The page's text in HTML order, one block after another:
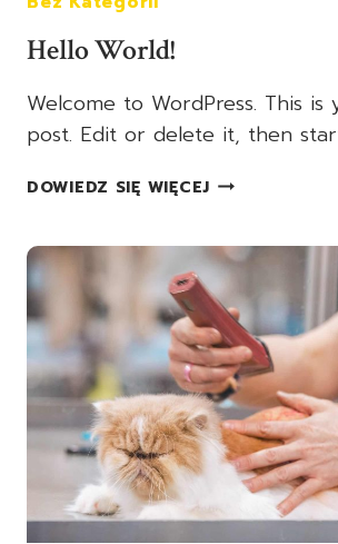
Hello World!
Welcome to WordPress. This is
post. Edit or delete it, then
DOWIEDZ SIĘ WIĘCEJHELLO